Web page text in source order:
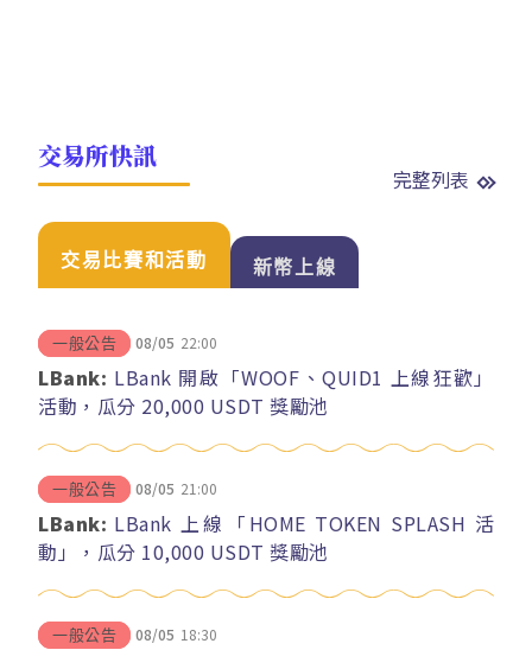
交易所快訊
完整列表
交易比賽和活動 新幣上線
一般公告 08/05 22:00
LBank: LBank 開啟「WOOF、QUID1 上線狂歡」
活動，瓜分 20,000 USDT 獎勵池
一般公告 08/05 21:00
LBank: LBank 上線「HOME TOKEN SPLASH 活
動」，瓜分 10,000 USDT 獎勵池
一般公告 08/05 18:30